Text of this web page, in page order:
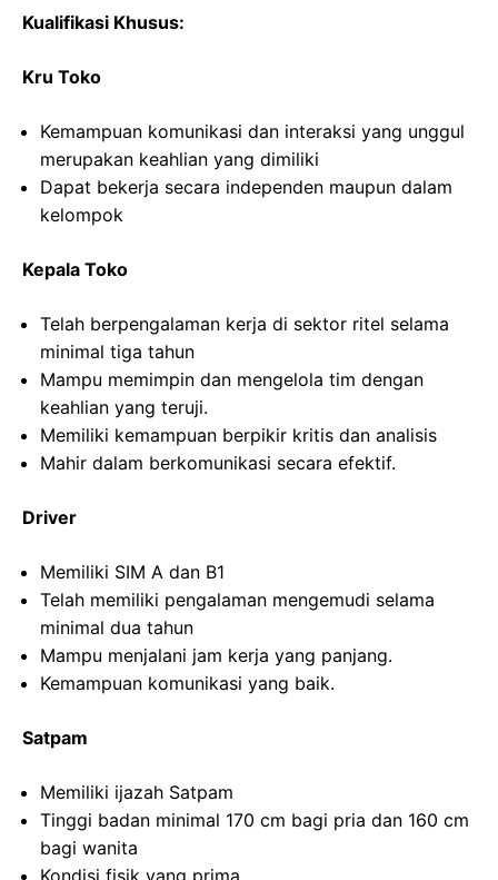
Kualifikasi Khusus:
Kru Toko
Kemampuan komunikasi dan interaksi yang unggul
merupakan keahlian yang dimiliki
Dapat bekerja secara independen maupun dalam
kelompok
Kepala Toko
Telah berpengalaman kerja di sektor ritel selama
minimal tiga tahun
Mampu memimpin dan mengelola tim dengan
keahlian yang teruji.
Memiliki kemampuan berpikir kritis dan analisis
Mahir dalam berkomunikasi secara efektif.
Driver
Memiliki SIM A dan B1
Telah memiliki pengalaman mengemudi selama
minimal dua tahun
Mampu menjalani jam kerja yang panjang.
Kemampuan komunikasi yang baik.
Satpam
Memiliki ijazah Satpam
Tinggi badan minimal 170 cm bagi pria dan 160 cm
bagi wanita
Kondisi fisik yang prima